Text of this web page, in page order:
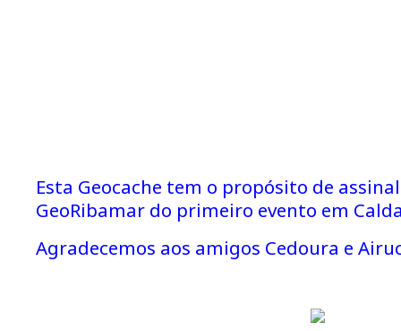
Esta Geocache tem o propósito de
GeoRibamar do primeiro evento em
Agradecemos aos amigos Cedoura e